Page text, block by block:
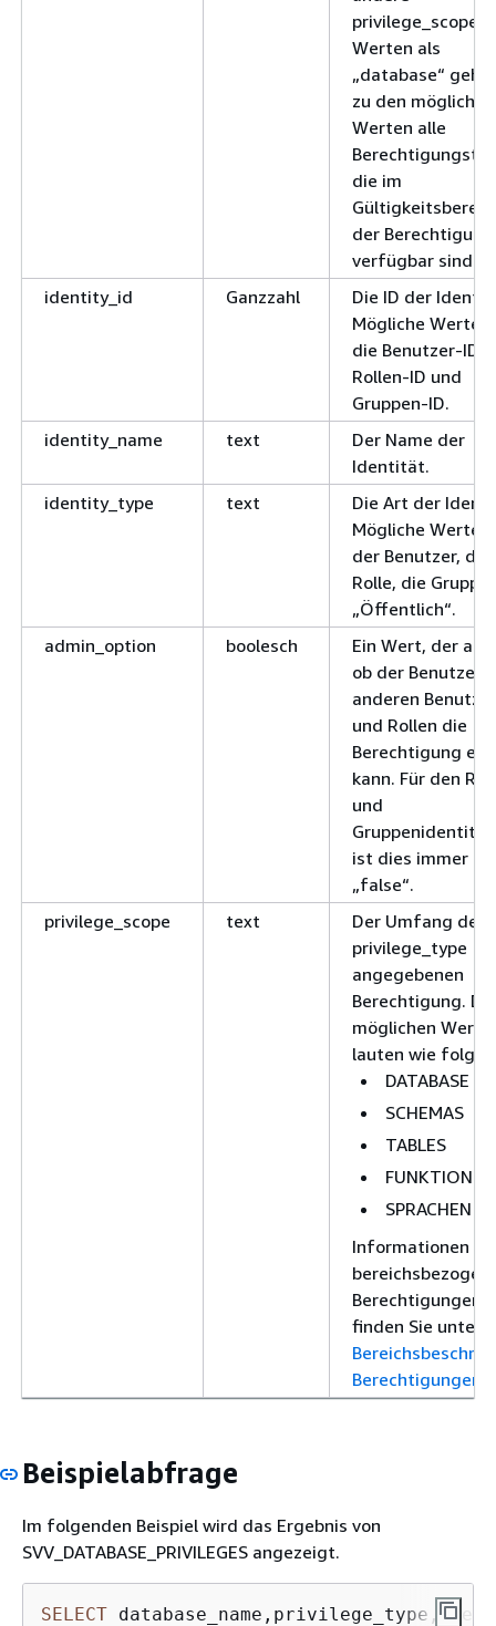
privilege_scope-
Werten als
„database“
zu den möglichen
Werten alle
die im
der Berechtigung
verfügbar sind.
identity_id
Ganzzahl
Die ID der
Mögliche Werte
die Benutzer-ID,
Rollen-ID und
Gruppen-ID.
identity_name
text
Der Name der
Identität.
identity_type
text
Die Art der
Mögliche Werte
der Benutzer, die
Rolle, die Gruppe
„Öffentlich“.
admin_option
boolesch
Ein Wert, der
ob der Benutzer
anderen
und Rollen die
Berechtigung
kann. Für den
und
ist dies immer
„false“.
privilege_scope
text
Der Umfang der
privilege_type
angegebenen
Berechtigung. Die
möglichen Werte
lauten wie folgt:
DATABASE
SCHEMAS
TABLES
FUNKTIONEN
SPRACHEN
Informationen zu
Berechtigungen
finden Sie unter
Berechtigungen
Beispielabfrage
Im folgenden Beispiel wird das Ergebnis von
SVV_DATABASE_PRIVILEGES angezeigt.
SELECT